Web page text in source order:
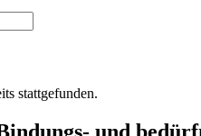
stattgefunden.